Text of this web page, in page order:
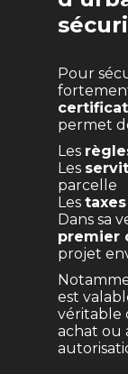
Pour
certificat
permet
Les
Les
parcelle
Les taxes
Dans sa
premier
projet
est
véritable
achat ou